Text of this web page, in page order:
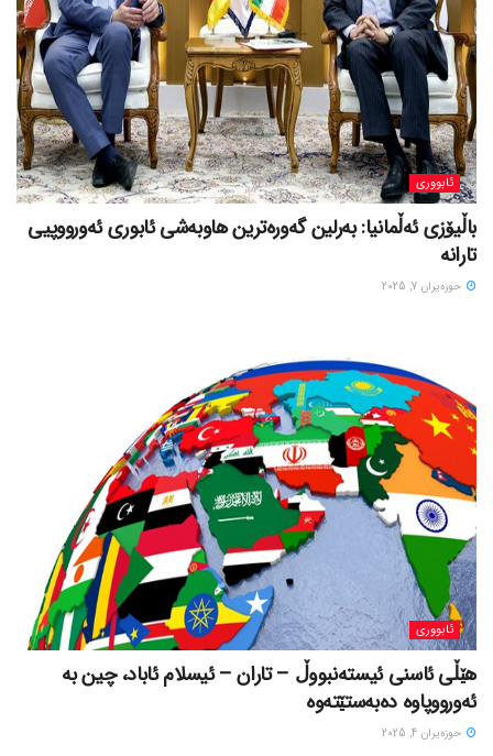
ئابووری
باڵیۆزی ئەڵمانیا: بەرلین گەورەترین هاوبەشی ئابوری ئەورووپیی
تارانە
حوزه‌یران 7, 2025
ئابووری
هێڵی ئاسنی ئیستەنبووڵ – تاران – ئیسلام ئاباد، چین بە
ئەورووپاوە دەبەستێتەوە
حوزه‌یران 4, 2025